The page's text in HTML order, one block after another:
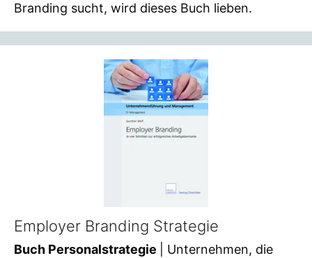
Branding sucht, wird dieses Buch lieben.
Employer Branding Strategie
Buch Personalstrategie
| Unternehmen, die